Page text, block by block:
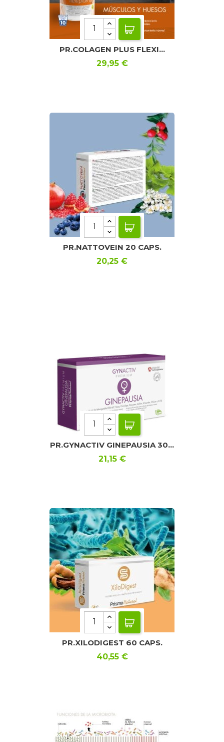
PR.COLAGEN PLUS FLEXI...
Precio
29,95 €
PR.NATTOVEIN 20 CAPS.
Precio
20,25 €
PR.GYNACTIV GINEPAUSIA 30...
Precio
21,15 €
PR.XILODIGEST 60 CAPS.
Precio
40,55 €